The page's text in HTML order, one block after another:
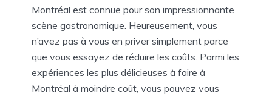
Montréal est connue pour son impressionnante
scène gastronomique. Heureusement, vous
n’avez pas à vous en priver simplement parce
que vous essayez de réduire les coûts. Parmi les
expériences les plus délicieuses à faire à
Montréal à moindre coût, vous pouvez vous